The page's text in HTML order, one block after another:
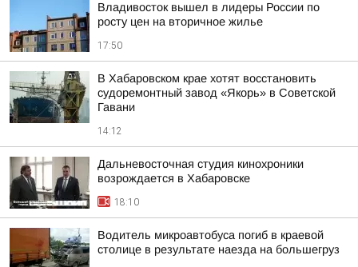
Владивосток вышел в лидеры России по
росту цен на вторичное жилье
17:50
В Хабаровском крае хотят восстановить
судоремонтный завод «Якорь» в Советской
Гавани
14:12
Дальневосточная студия кинохроники
возрождается в Хабаровске
18:10
Водитель микроавтобуса погиб в краевой
столице в результате наезда на большегруз